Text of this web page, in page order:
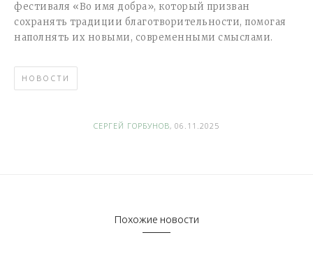
фестиваля «Во имя добра», который призван
сохранять традиции благотворительности, помогая
наполнять их новыми, современными смыслами.
НОВОСТИ
СЕРГЕЙ ГОРБУНОВ, 06.11.2025
Похожие новости